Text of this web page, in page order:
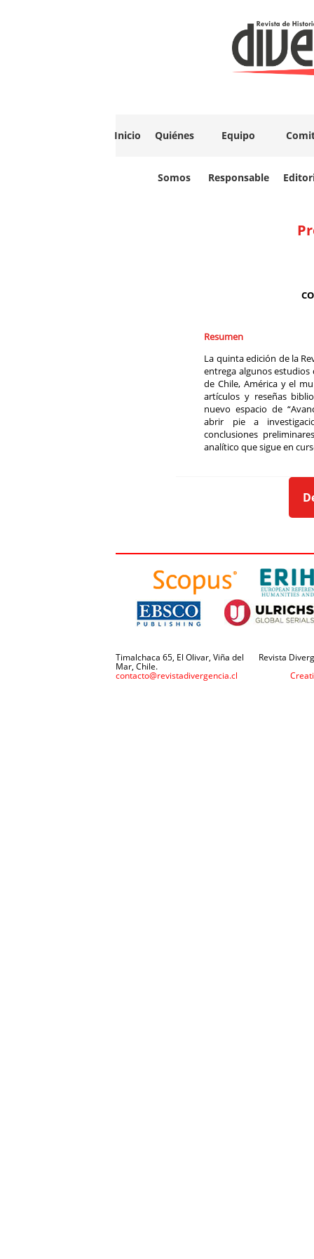
Inicio Quiénes
Somos
Equipo
Responsable
Resumen
La quinta edición de la
entrega algunos estudios
de Chile, América y el
artículos y reseñas
nuevo espacio de
abrir pie a
conclusiones
analítico que sigue en
Timalchaca 65, El Olivar, Viña del
Mar, Chile.
contacto@revistadivergencia.cl
Revista